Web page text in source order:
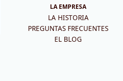
LA EMPRESA
LA HISTORIA
PREGUNTAS FRECUENTES
EL BLOG